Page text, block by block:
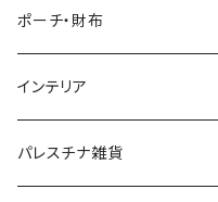
クリスマスカード
グリーティングカード
ポーチ・財布
財布
ポーチ
インテリア
ランチョンマット
パレスチナ雑貨